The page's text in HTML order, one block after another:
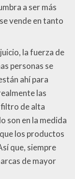
a ser más
vende en tanto
la fuerza de
personas se
ahí para
las
filtro de alta
son en la medida
los productos
que, siempre
de mayor